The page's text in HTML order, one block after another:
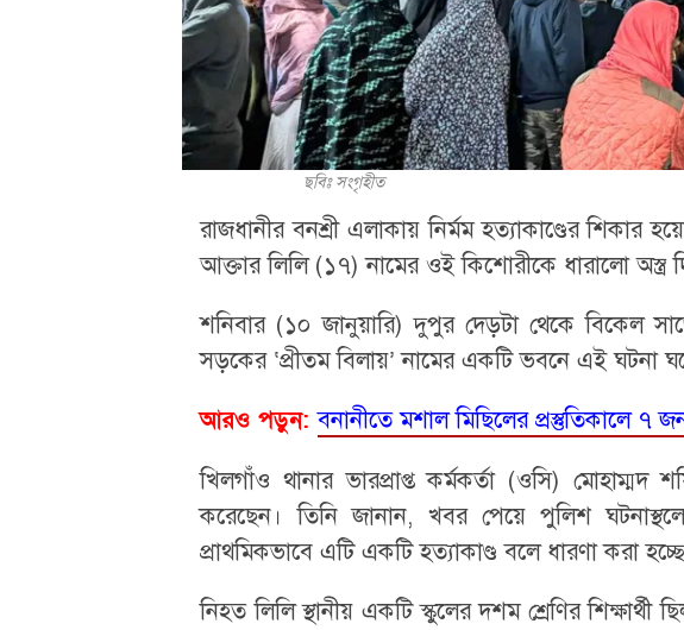
ছবিঃ সংগৃহীত
রাজধানীর বনশ্রী এলাকায় নির্মম হত্যাকাণ্ডের শিকার
আক্তার লিলি (১৭) নামের ওই কিশোরীকে ধারালো অস্ত্র
শনিবার (১০ জানুয়ারি) দুপুর দেড়টা থেকে বিকেল
সড়কের ‘প্রীতম বিলায়’ নামের একটি ভবনে এই ঘটনা
আরও পড়ুন: বনানীতে মশাল মিছিলের প্রস্তুতিকালে
খিলগাঁও থানার ভারপ্রাপ্ত কর্মকর্তা (ওসি)
করেছেন। তিনি জানান, খবর পেয়ে পুলিশ
প্রাথমিকভাবে এটি একটি হত্যাকাণ্ড বলে ধারণা করা
নিহত লিলি স্থানীয় একটি স্কুলের দশম শ্রেণির